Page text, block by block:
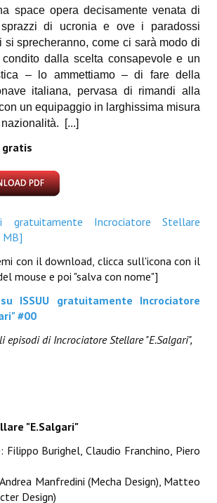
Men
space opera decisamente venata di
di ucronia e ove i paradossi
si sprecheranno, come ci sarà modo di
dalla scelta consapevole e un
– lo ammettiamo – di fare della
italiana, pervasa di rimandi alla
un equipaggio in larghissima misura
[...]
gratis
gratuitamente Incrociatore Stellare
MB]
con il download, clicca sull'icona con il
mouse e poi "salva con nome"]
ISSUU gratuitamente Incrociatore
#00
episodi di Incrociatore Stellare "E.Salgari",
"E.Salgari"
Filippo Burighel, Claudio Franchino, Piero
Manfredini (Mecha Design), Matteo
Design)